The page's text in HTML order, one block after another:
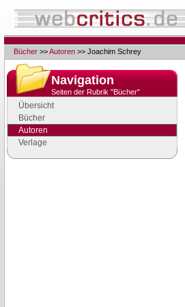
Bücher >>Autoren >> Joachim Schrey
Navigation
Seiten der Rubrik "Bücher"
Übersicht
Bücher
Autoren
Verlage